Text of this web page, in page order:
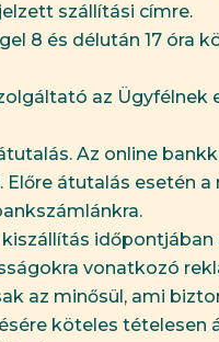
szállítási címre.
8 és délután 17
az
Az online
átutalás esetén
vonatkozó
az minősül, ami
köteles tételesen